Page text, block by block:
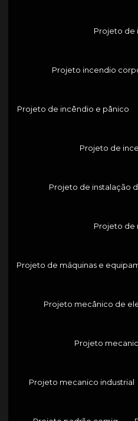
Projeto de
Projeto incendio
Projeto de incêndio e pânico
Projeto de
Projeto de instalação
Projeto de
Projeto de máquinas e
Projeto mecânico de
Projeto
Projeto mecanico industrial